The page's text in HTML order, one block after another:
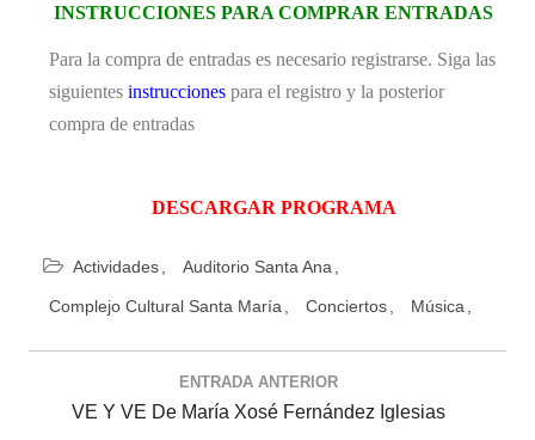
INSTRUCCIONES PARA COMPRAR ENTRADAS
Para la compra de entradas es necesario registrarse. Siga las
siguientes instrucciones para el registro y la posterior
compra de entradas
DESCARGAR PROGRAMA
Actividades Auditorio Santa Ana
Complejo Cultural Santa María Conciertos Música
ENTRADA ANTERIOR
VE Y VE De María Xosé Fernández Iglesias